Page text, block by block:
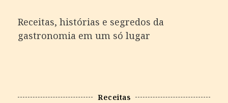
Receitas, histórias e segredos da
gastronomia em um só lugar
Receitas